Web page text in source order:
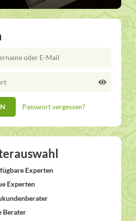
Passwort vergessen?
Experten
Experten
Berater